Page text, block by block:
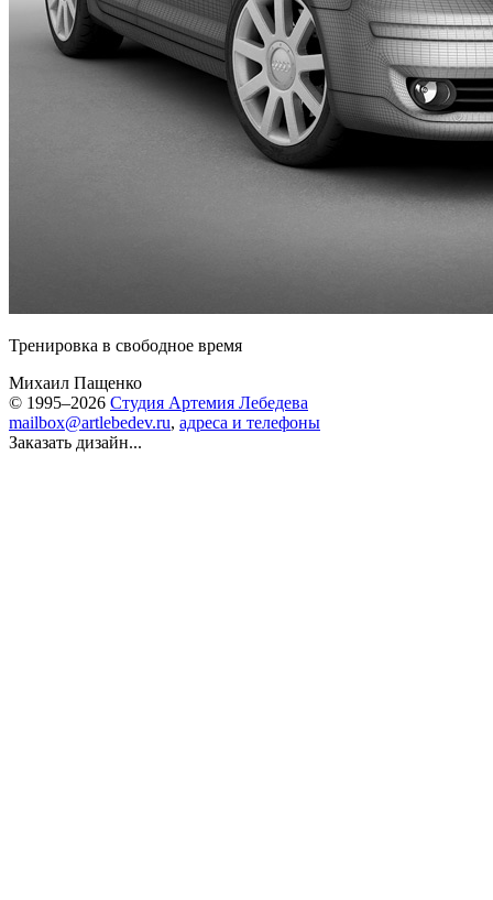
Тренировка в свободное время
Михаил Пащенко
© 1995–2026 Студия Артемия Лебедева
mailbox@artlebedev.ru, адреса и телефоны
Заказать дизайн...